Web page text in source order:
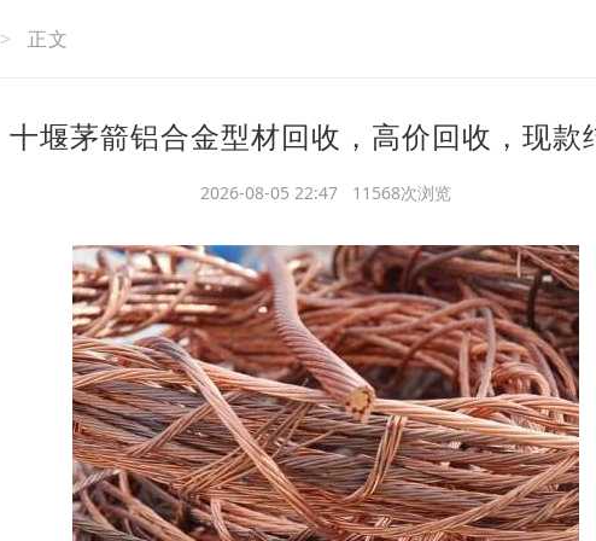
> 正文
十堰茅箭铝合金型材回收，高价回收，现款
2026-08-05 22:47 11568次浏览